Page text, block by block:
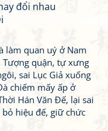
đổi nhau
làm quan uý ở Nam
Tượng quận, tự xưng
sai Lục Giả xuống
chiếm mấy ấp ở
Hán Văn Đế, lại sai
hiệu đế, giữ chức